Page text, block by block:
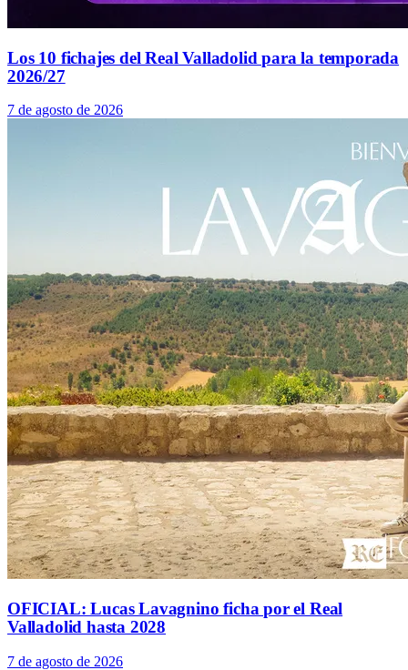
Los 10 fichajes del Real Valladolid para la temporada
2026/27
7 de agosto de 2026
OFICIAL: Lucas Lavagnino ficha por el Real
Valladolid hasta 2028
7 de agosto de 2026